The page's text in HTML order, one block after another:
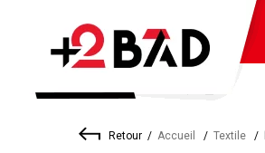
Retour Accueil Textile